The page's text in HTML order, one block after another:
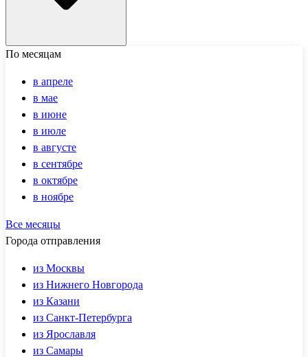
По месяцам
в апреле
в мае
в июне
в июле
в августе
в сентябре
в октябре
в ноябре
Все месяцы
Города отправления
из Москвы
из Нижнего Новгорода
из Казани
из Санкт-Петербурга
из Ярославля
из Самары